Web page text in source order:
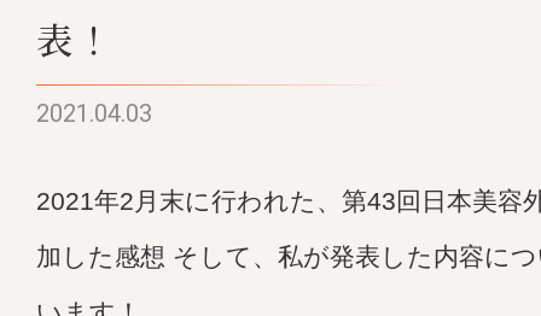
表！
2021.04.03
2021年2月末に行われた、第43回日本美容
加した感想 そして、私が発表した内容に